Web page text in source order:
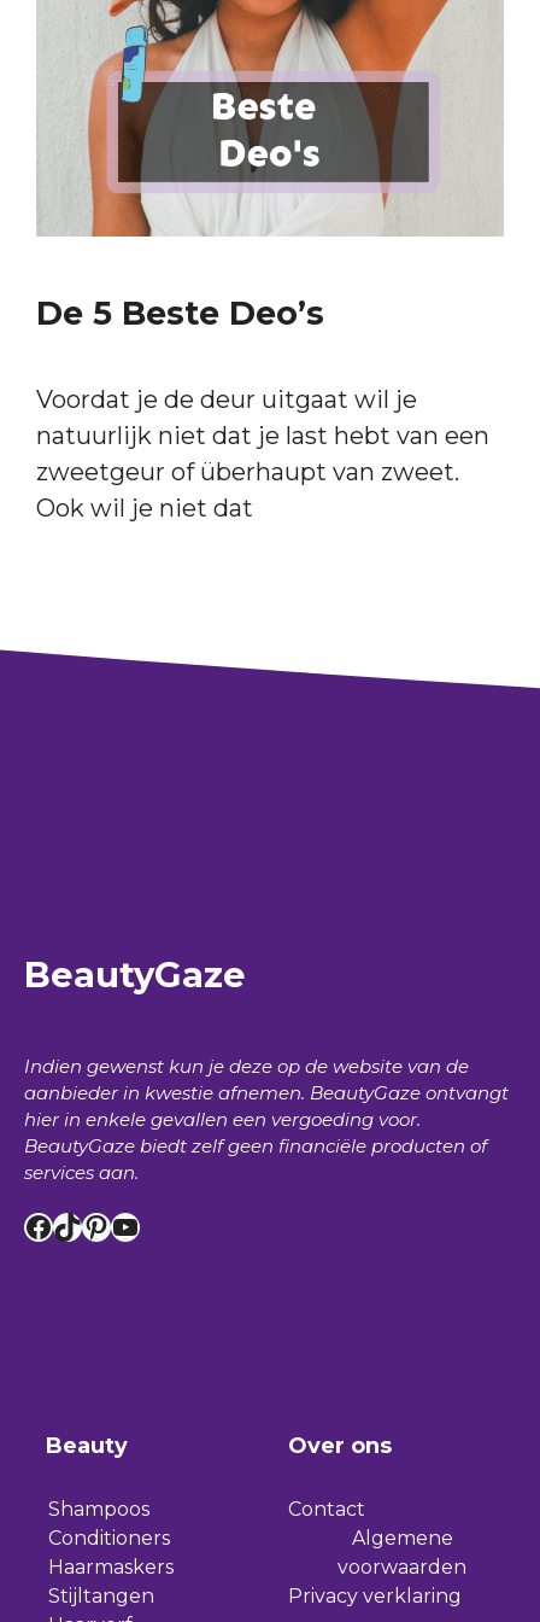
De 5 Beste Deo’s
Voordat je de deur uitgaat wil je
natuurlijk niet dat je last hebt van een
zweetgeur of überhaupt van zweet.
Ook wil je niet dat
BeautyGaze
Indien gewenst kun je deze op de website van de
aanbieder in kwestie afnemen. BeautyGaze ontvangt
hier in enkele gevallen een vergoeding voor.
BeautyGaze biedt zelf geen financiële producten of
services aan.
Facebook
TikTok
Pinterest
YouTube
Beauty
Shampoos
Conditioners
Haarmaskers
Stijltangen
Over ons
Contact
Algemene
voorwaarden
Privacy verklaring